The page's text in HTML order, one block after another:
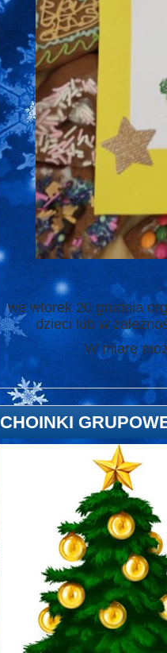
we wtorek 20 grudnia
dzieci lub w
W miarę
CHOINKI